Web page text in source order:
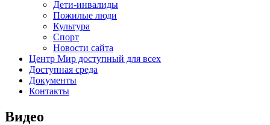
Дети-инвалиды
Пожилые люди
Культура
Спорт
Новости сайта
Центр Мир доступный для всех
Доступная среда
Документы
Контакты
Видео